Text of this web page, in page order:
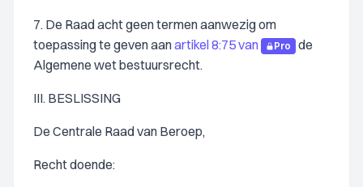
7. De Raad acht geen termen aanwezig om
toepassing te geven aanartikel 8:75 van Pro
de
Algemene wet bestuursrecht.
III. BESLISSING
De Centrale Raad van Beroep,
Recht doende: